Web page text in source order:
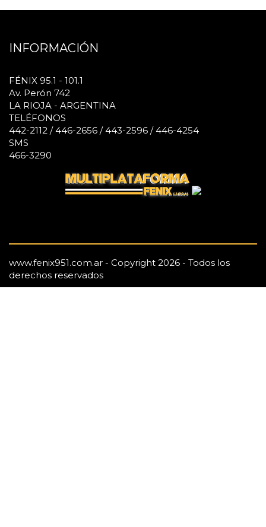
INFORMACIÓN
FÉNIX 95.1 - 101.1
Av. Perón 742
LA RIOJA - ARGENTINA
TELÉFONOS
442-2112 / 446-2656 / 443-2596 / 446-4254
SMS
466-3290
www.fenix951.com.ar - Copyright 2026 - Todos los
derechos reservados